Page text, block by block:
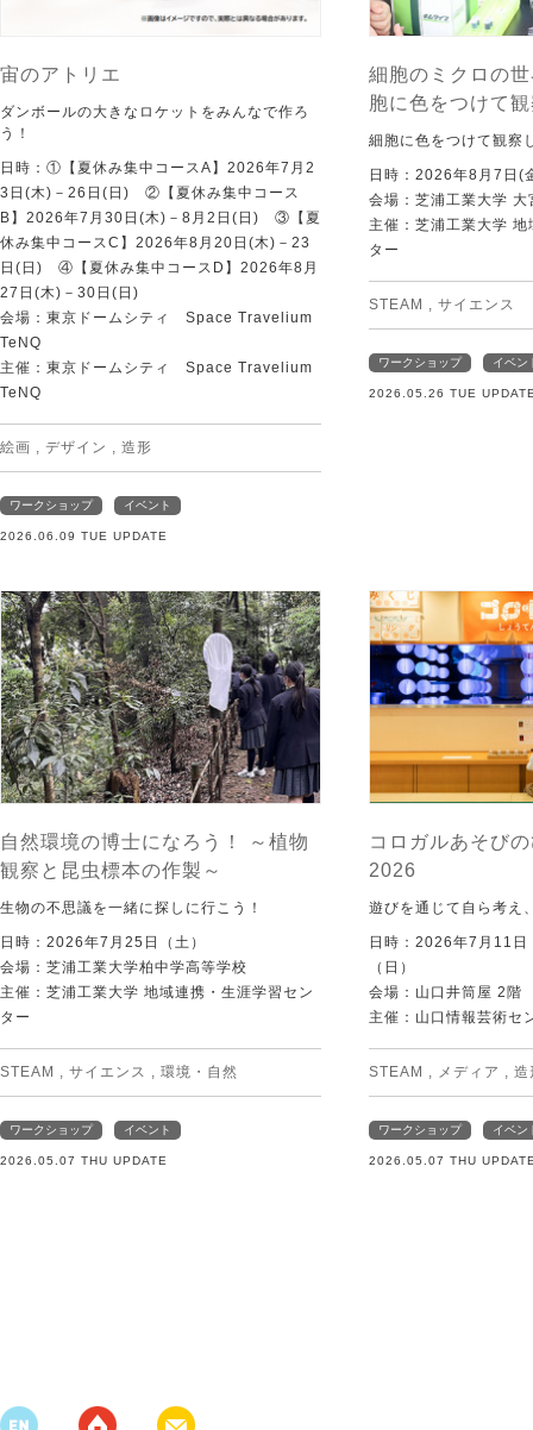
宙のアトリエ
ダンボールの大きなロケットをみんなで作ろ
う！
日時：①【夏休み集中コースA】2026年7月2
3日(木)－26日(日) ②【夏休み集中コース
B】2026年7月30日(木)－8月2日(日) ③【夏
休み集中コースC】2026年8月20日(木)－23
日(日) ④【夏休み集中コースD】2026年8月
27日(木)－30日(日)
会場：東京ドームシティ Space Travelium
TeNQ
主催：東京ドームシティ Space Travelium
TeNQ
絵画 , デザイン , 造形
ワークショップ イベント
2026.06.09 TUE UPDATE
細胞のミクロの
胞に色をつけて
細胞に色をつけて観察
日時：2026年8月7日(
会場：芝浦工業大学 大
主催：芝浦工業大学
ター
STEAM , サイエンス
ワークショップ イベン
2026.05.26 TUE
自然環境の博士になろう！ ～植物
観察と昆虫標本の作製～
生物の不思議を一緒に探しに行こう！
日時：2026年7月25日（土）
会場：芝浦工業大学柏中学高等学校
主催：芝浦工業大学 地域連携・生涯学習セン
ター
STEAM , サイエンス , 環境・自然
ワークショップ イベント
2026.05.07 THU UPDATE
コロガルあそび
2026
遊びを通じて自ら考え
日時：2026年7月11
（日）
会場：山口井筒屋 2階
主催：山口情報芸術セ
STEAM , メディア , 造
ワークショップ イベン
2026.05.07 THU